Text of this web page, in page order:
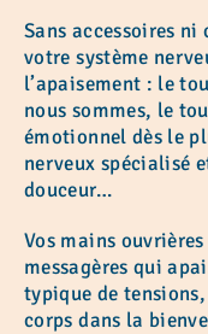
Sans accessoires
votre système
l’apaisement : le
nous sommes, le
émotionnel dès le
nerveux spécialisé
douceur…
Vos mains
messagères qui
typique de
corps dans la